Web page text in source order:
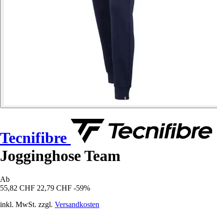
Tecnifibre
Jogginghose Team
Ab
55,82 CHF 22,79 CHF -59%
inkl. MwSt. zzgl. Versandkosten